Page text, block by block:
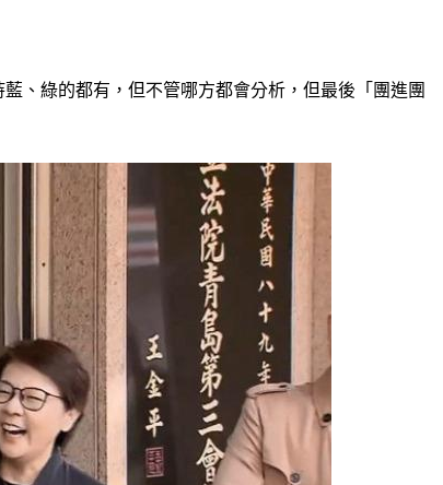
、綠的都有，但不管哪方都會分析，但最後「團進團